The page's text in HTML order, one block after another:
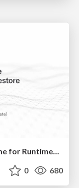
Self-Hosted WebAssembly Runtime for Runtime-Neutral Checkpoint/Restore in Edge–Cloud Continuum
0 680